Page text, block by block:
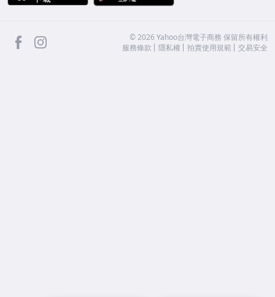
facebook ©2026 Yahoo台灣電子商務 保留所有權利
服務條款
隱私權 拍賣使用規範 交易安全